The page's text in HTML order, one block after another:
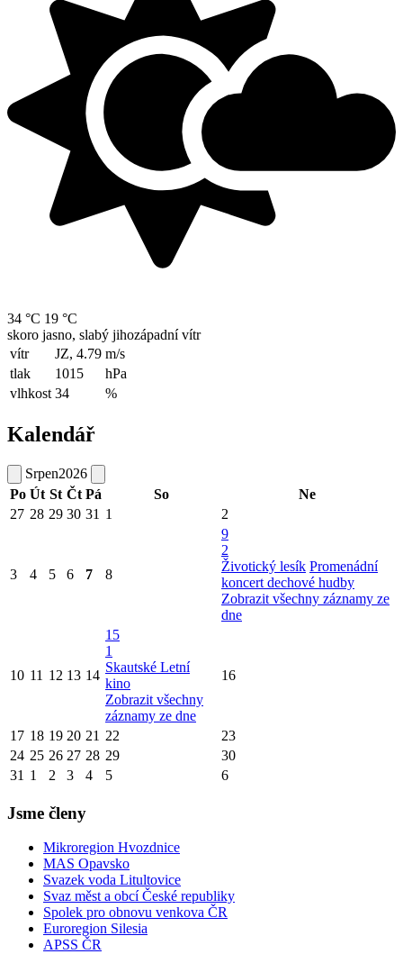
34 °C 19 °C
skoro jasno, slabý jihozápadní vítr
vítr
JZ, 4.79 m/s
tlak
1015
hPa
vlhkost 34 %
Kalendář
Srpen2026
Po Út St Čt Pá So
Ne
27 28 29 30 31 1 2
3 4 5 6 7 8
9
2
Životický lesík Promenádní
koncert dechové hudby
Zobrazit všechny záznamy ze
dne
10 11 12 13 14
15
1
Skautské Letní
kino
Zobrazit všechny
záznamy ze dne
16
17 18 19 20 21 22
23
24 25 26 27 28 29
30
31 1 2 3 4 5 6
Jsme členy
Mikroregion Hvozdnice
MAS Opavsko
Svazek voda Litultovice
Svaz měst a obcí České republiky
Spolek pro obnovu venkova ČR
Euroregion Silesia
APSS ČR